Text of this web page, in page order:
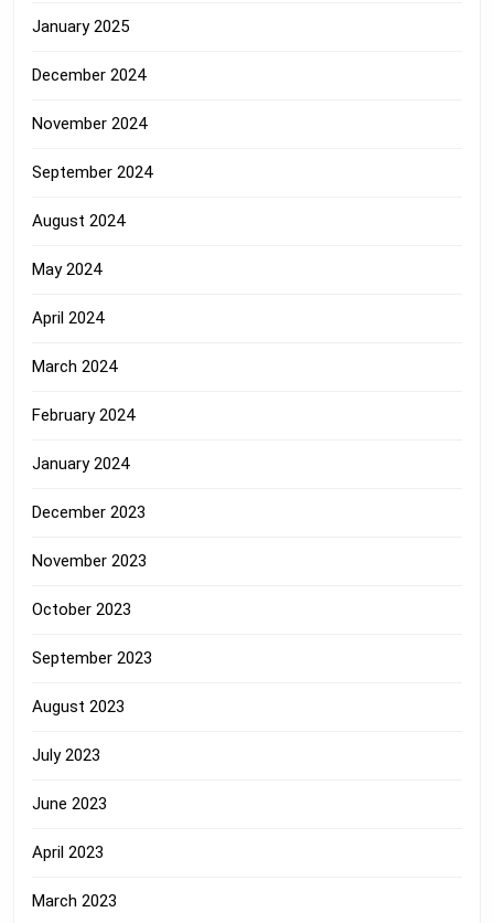
January 2025
December 2024
November 2024
September 2024
August 2024
May 2024
April 2024
March 2024
February 2024
January 2024
December 2023
November 2023
October 2023
September 2023
August 2023
July 2023
June 2023
April 2023
March 2023